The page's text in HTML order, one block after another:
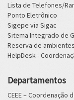
Lista de Telefones/
Ponto Eletrônico
Sigepe via Sigac
Sitema Integrado de
Reserva de
HelpDesk -
Departamentos
CEEE – Coordenação